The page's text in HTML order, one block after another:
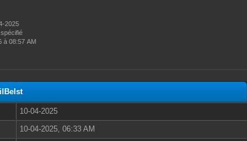
2025
à 08:57 AM
10-04-2025
10-04-2025, 06:33 AM